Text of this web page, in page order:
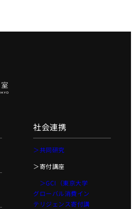
社会連携
＞共同研究
＞寄付講座
＞GCI（東京大学
グローバル消費イン
テリジェンス寄付講